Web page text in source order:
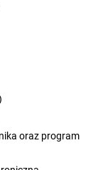
oraz program